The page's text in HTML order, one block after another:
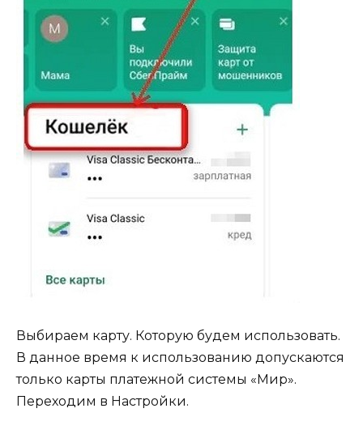
Выбираем карту. Которую будем использовать.
В данное время к использованию допускаются
только карты платежной системы «Мир».
Переходим в Настройки.